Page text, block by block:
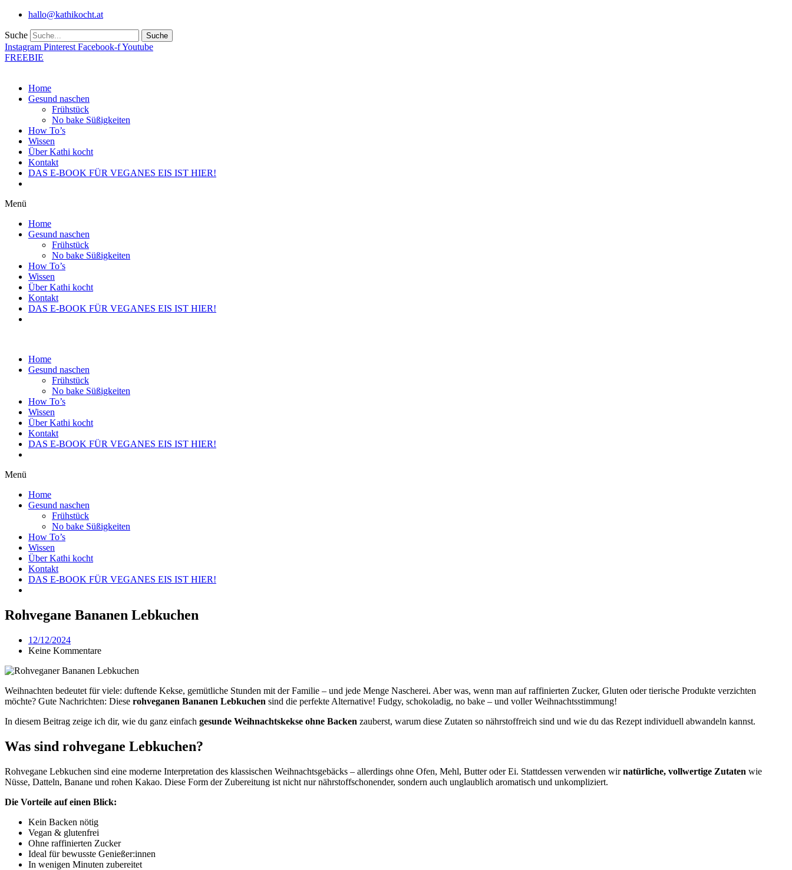
Zum
wechseln
hallo@kathikocht.at
Suche Suche
Instagram Pinterest Facebook-fYoutube
FREEBIE
Home
Gesund naschen
Frühstück
No bake Süßigkeiten
How To’s
Wissen
Über Kathi kocht
Kontakt
DAS E-BOOK FÜR VEGANES EIS IST HIER!
Menü
Home
Gesund naschen
Frühstück
No bake Süßigkeiten
How To’s
Wissen
Über Kathi kocht
Kontakt
DAS E-BOOK FÜR VEGANES EIS IST HIER!
Home
Gesund naschen
Frühstück
No bake Süßigkeiten
How To’s
Wissen
Über Kathi kocht
Kontakt
DAS E-BOOK FÜR VEGANES EIS IST HIER!
Menü
Home
Gesund naschen
Frühstück
No bake Süßigkeiten
How To’s
Wissen
Über Kathi kocht
Kontakt
DAS E-BOOK FÜR VEGANES EIS IST HIER!
Rohvegane Bananen Lebkuchen
12/12/2024
Keine Kommentare
Weihnachten bedeutet für viele: duftende Kekse, gemütliche Stunden mit der Familie – und jede Menge Nascherei. Aber was, wenn man auf raffinierten Zucker, Gluten oder tierische Produkte verzichten
möchte? Gute Nachrichten: Diese rohveganen Bananen Lebkuchen sind die perfekte Alternative! Fudgy, schokoladig, no bake – und voller Weihnachtsstimmung!
In diesem Beitrag zeige ich dir, wie du ganz einfach gesunde Weihnachtskekse ohne Backen zauberst, warum diese Zutaten so nährstoffreich sind und wie du das Rezept individuell abwandeln kannst.
Was sind rohvegane Lebkuchen?
Rohvegane Lebkuchen sind eine moderne Interpretation des klassischen Weihnachtsgebäcks – allerdings ohne Ofen, Mehl, Butter oder Ei. Stattdessen verwenden wirnatürliche, vollwertige Zutaten wie
Nüsse, Datteln, Banane und rohen Kakao. Diese Form der Zubereitung ist nicht nur nährstoffschonender, sondern auch unglaublich aromatisch und unkompliziert.
Die Vorteile auf einen Blick:
Kein Backen nötig
Vegan & glutenfrei
Ohne raffinierten Zucker
Ideal für bewusste Genießer:innen
In wenigen Minuten zubereitet